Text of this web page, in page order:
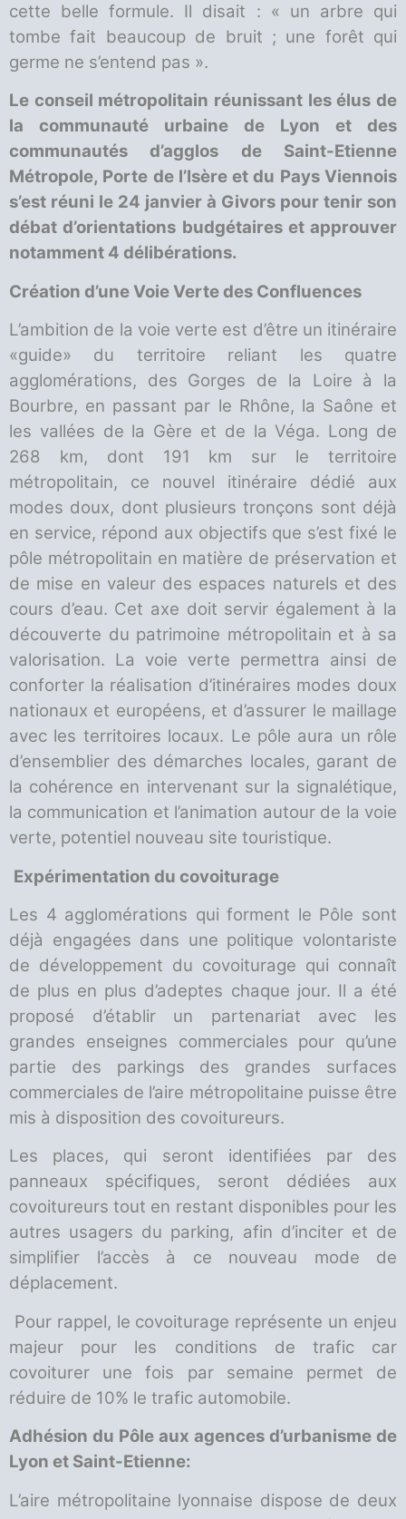
cette belle formule. Il disait : « un arbre qui
tombe fait beaucoup de bruit ; une forêt qui
germe ne s’entend pas ».
Le conseil métropolitain réunissant les élus de
la communauté urbaine de Lyon et des
communautés d’agglos de Saint-Etienne
Métropole, Porte de l’Isère et du Pays Viennois
s’est réuni le 24 janvier à Givors pour tenir son
débat d’orientations budgétaires et approuver
notamment 4 délibérations.
Création d’une Voie Verte des Confluences
L’ambition de la voie verte est d’être un itinéraire
«guide» du territoire reliant les quatre
agglomérations, des Gorges de la Loire à la
Bourbre, en passant par le Rhône, la Saône et
les vallées de la Gère et de la Véga. Long de
268 km, dont 191 km sur le territoire
métropolitain, ce nouvel itinéraire dédié aux
modes doux, dont plusieurs tronçons sont déjà
en service, répond aux objectifs que s’est fixé le
pôle métropolitain en matière de préservation et
de mise en valeur des espaces naturels et des
cours d’eau. Cet axe doit servir également à la
découverte du patrimoine métropolitain et à sa
valorisation. La voie verte permettra ainsi de
conforter la réalisation d’itinéraires modes doux
nationaux et européens, et d’assurer le maillage
avec les territoires locaux. Le pôle aura un rôle
d’ensemblier des démarches locales, garant de
la cohérence en intervenant sur la signalétique,
la communication et l’animation autour de la voie
verte, potentiel nouveau site touristique.
Expérimentation du covoiturage
Les 4 agglomérations qui forment le Pôle sont
déjà engagées dans une politique volontariste
de développement du covoiturage qui connaît
de plus en plus d’adeptes chaque jour. Il a été
proposé d’établir un partenariat avec les
grandes enseignes commerciales pour qu’une
partie des parkings des grandes surfaces
commerciales de l’aire métropolitaine puisse être
mis à disposition des covoitureurs.
Les places, qui seront identifiées par des
panneaux spécifiques, seront dédiées aux
covoitureurs tout en restant disponibles pour les
autres usagers du parking, afin d’inciter et de
simplifier l’accès à ce nouveau mode de
déplacement.
Pour rappel, le covoiturage représente un enjeu
majeur pour les conditions de trafic car
covoiturer une fois par semaine permet de
réduire de 10% le trafic automobile.
Adhésion du Pôle aux agences d’urbanisme de
Lyon et Saint-Etienne:
L’aire métropolitaine lyonnaise dispose de deux